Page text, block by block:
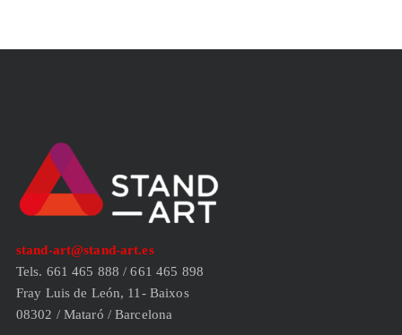
stand-art@stand-art.es
Tels. 661 465 888 / 661 465 898
Fray Luis de León, 11- Baixos
08302 / Mataró / Barcelona